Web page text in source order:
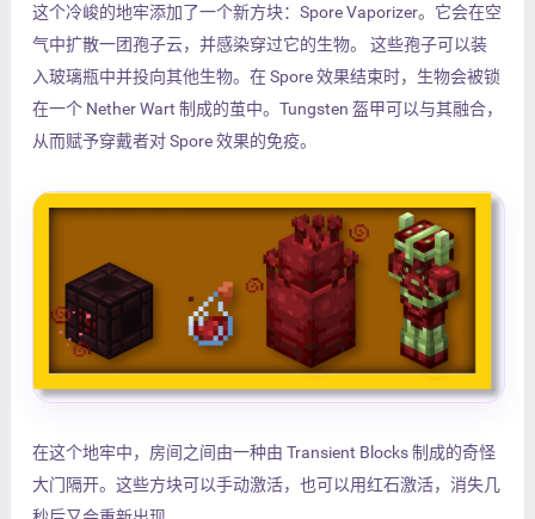
这个冷峻的地牢添加了一个新方块：Spore Vaporizer。它会在空
气中扩散一团孢子云，并感染穿过它的生物。 这些孢子可以装
入玻璃瓶中并投向其他生物。在 Spore 效果结束时，生物会被锁
在一个 Nether Wart 制成的茧中。Tungsten 盔甲可以与其融合，
从而赋予穿戴者对 Spore 效果的免疫。
在这个地牢中，房间之间由一种由 Transient Blocks 制成的奇怪
大门隔开。这些方块可以手动激活，也可以用红石激活，消失几